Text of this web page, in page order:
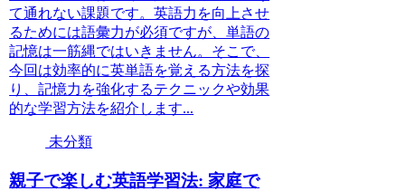
て通れない課題です。英語力を向上させ
るためには語彙力が必須ですが、単語の
記憶は一筋縄ではいきません。そこで、
今回は効率的に英単語を覚える方法を探
り、記憶力を強化するテクニックや効果
的な学習方法を紹介します...
未分類
親子で楽しむ英語学習法: 家庭で